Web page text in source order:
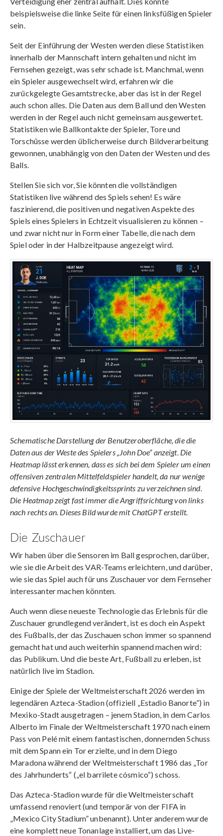
beispielsweise die linke Seite für einen linksfüßigen Spieler
sein.
Seit der Einführung der Westen werden diese Statistiken
innerhalb der Mannschaft intern gehalten und nicht im
Fernsehen gezeigt, was sehr schade ist. Manchmal, wenn
ein Spieler ausgewechselt wird, erfahren wir die
zurückgelegte Gesamtstrecke, aber das ist in der Regel
auch schon alles. Die Daten aus dem Ball und den Westen
werden in der Regel auch nicht gemeinsam ausgewertet.
Statistiken wie Ballkontakte der Spieler, Tore und
Torschüsse werden üblicherweise durch Bildverarbeitung
gewonnen, unabhängig von den Daten der Westen und des
Balls.
Stellen Sie sich vor, Sie könnten die vollständigen
Statistiken live während des Spiels sehen! Es wäre
faszinierend, die positiven und negativen Aspekte des
Spiels eines Spielers in Echtzeit visualisieren zu können –
und zwar nicht nur in Form einer Tabelle, die nach dem
Spiel oder in der Halbzeitpause angezeigt wird.
Schematische Darstellung der Benutzeroberfläche, die die
Daten aus der Weste des Spielers „John Doe“ anzeigt. Die
Heatmap lässt erkennen, dass es sich bei dem Spieler um einen
offensiven zentralen Mittelfeldspieler handelt, da nur wenige
defensive Hochgeschwindigkeitssprints zu verzeichnen sind.
Die Heatmap zeigt fast immer die Angriffsrichtung von links
nach rechts an. Dieses Bild wurde mit ChatGPT erstellt.
Die Zuschauer
Wir haben über die Sensoren im Ball gesprochen, darüber,
wie sie die Arbeit des VAR-Teams erleichtern, und darüber,
wie sie das Spiel auch für uns Zuschauer vor dem Fernseher
interessanter machen könnten.
Auch wenn diese neueste Technologie das Erlebnis für die
Zuschauer grundlegend verändert, ist es doch ein Aspekt
des Fußballs, der das Zuschauen schon immer so spannend
gemacht hat und auch weiterhin spannend machen wird:
das Publikum. Und die beste Art, Fußball zu erleben, ist
natürlich live im Stadion.
Einige der Spiele der Weltmeisterschaft 2026 werden im
legendären Azteca-Stadion (offiziell „Estadio Banorte”) in
Mexiko-Stadt ausgetragen – jenem Stadion, in dem Carlos
Alberto im Finale der Weltmeisterschaft 1970 nach einem
Pass von Pelé mit einem fantastischen, donnernden Schuss
mit dem Spann ein Tor erzielte, und in dem Diego
Maradona während der Weltmeisterschaft 1986 das „Tor
des Jahrhunderts“ („el barrilete cósmico“) schoss.
Das Azteca-Stadion wurde für die Weltmeisterschaft
umfassend renoviert (und temporär von der FIFA in
„Mexico City Stadium” unbenannt). Unter anderem wurde
eine komplett neue Tonanlage installiert, um das Live-